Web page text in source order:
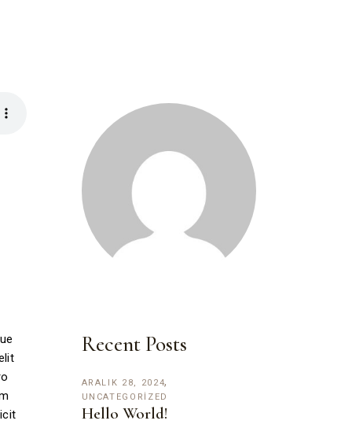
Recent Posts
ARALIK 28, 2024
UNCATEGORIZED
Hello World!